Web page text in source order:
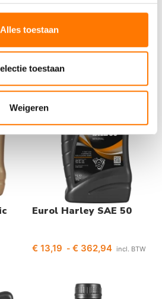
Alles toestaan
toestaan
Weigeren
€41,60 incl. BTW
Opties selecteren
Eurol Harley SAE 50
€ 13,19 - € 362,94 incl. BTW